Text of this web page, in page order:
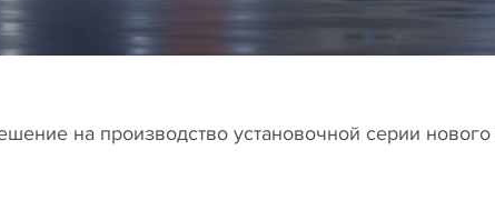
на производство установочной серии нового